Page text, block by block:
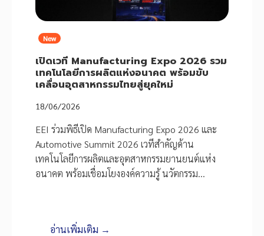
New
เปิดเวที Manufacturing Expo 2026 รวม
เทคโนโลยีการผลิตแห่งอนาคต พร้อมขับ
เคลื่อนอุตสาหกรรมไทยสู่ยุคใหม่
18/06/2026
EEI ร่วมพิธีเปิด Manufacturing Expo 2026 และ
Automotive Summit 2026 เวทีสำคัญด้าน
เทคโนโลยีการผลิตและอุตสาหกรรมยานยนต์แห่ง
อนาคต พร้อมเชื่อมโยงองค์ความรู้ นวัตกรรม…
อ่านเพิ่มเติม →